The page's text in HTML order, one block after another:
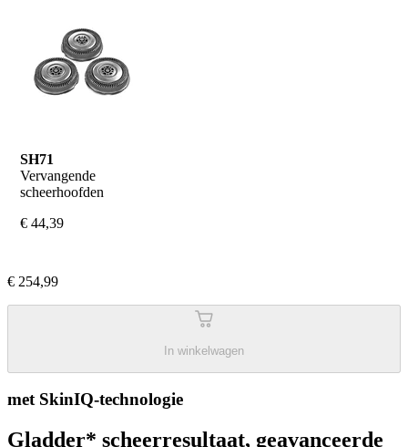
SH71
Vervangende
scheerhoofden
€ 44,39
€ 254,99
In winkelwagen
met SkinIQ-technologie
Gladder* scheerresultaat, geavanceerde